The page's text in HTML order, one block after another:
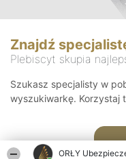
ORŁY
Znajdź
Plebiscyt skupia
Szukasz specjalisty w
wyszukiwarkę. Korzystaj